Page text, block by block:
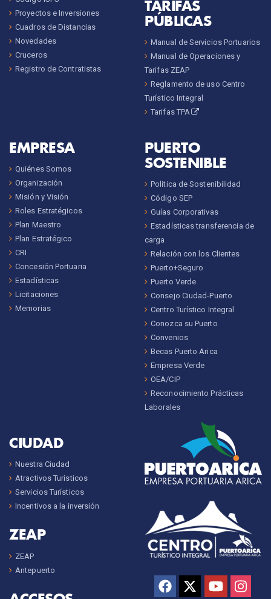
Proyectos e Inversiones
Cuadros de Distancias
Novedades
Cruceros
Registro de Contratistas
TARIFAS
PÚBLICAS
Manual de Servicios Portuarios
Manual de Operaciones y
Tarifas ZEAP
Reglamento de uso Centro
Turístico Integral
Tarifas TPA
EMPRESA
Quiénes Somos
Organización
Misión y Visión
Roles Estratégicos
Plan Maestro
Plan Estratégico
CRI
Concesión Portuaria
Estadísticas
Licitaciones
Memorias
PUERTO
SOSTENIBLE
Política de Sostenibilidad
Código SEP
Guías Corporativas
Estadísticas transferencia de
carga
Relación con los Clientes
Puerto+Seguro
Puerto Verde
Consejo Ciudad-Puerto
Centro Turístico Integral
Conozca su Puerto
Convenios
Becas Puerto Arica
Empresa Verde
OEA/CIP
Reconocimiento Prácticas
Laborales
CIUDAD
Nuestra Ciudad
Atractivos Turísticos
Servicios Turísticos
Incentivos a la inversión
ZEAP
ZEAP
Antepuerto